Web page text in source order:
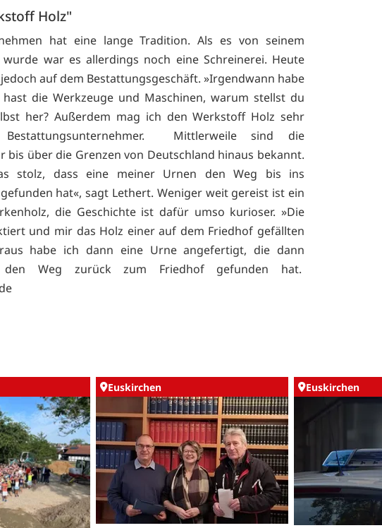
Holz"
hat eine lange Tradition. Als es von seinem
war es allerdings noch eine Schreinerei. Heute
auf dem Bestattungsgeschäft. »Irgendwann habe
die Werkzeuge und Maschinen, warum stellst du
her? Außerdem mag ich den Werkstoff Holz sehr
Mittlerweile sind die
bis über die Grenzen von Deutschland hinaus bekannt.
stolz, dass eine meiner Urnen den Weg bis ins
hat«, sagt Lethert. Weniger weit gereist ist ein
die Geschichte ist dafür umso kurioser. »Die
und mir das Holz einer auf dem Friedhof gefällten
habe ich dann eine Urne angefertigt, die dann
den Weg zurück zum Friedhof gefunden hat.
Euskirchen Euskirchen